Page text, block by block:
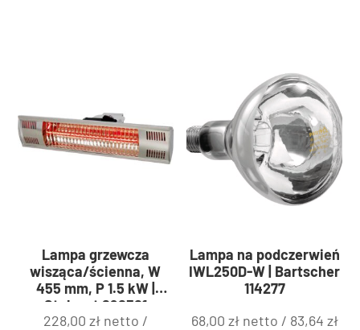
Lampa grzewcza
wisząca/ścienna, W
455 mm, P 1.5 kW |
Stalgast 692321
228,00 zł netto /
Lampa na podczerwień
IWL250D-W | Bartscher
114277
68,00 zł netto / 83,64 zł